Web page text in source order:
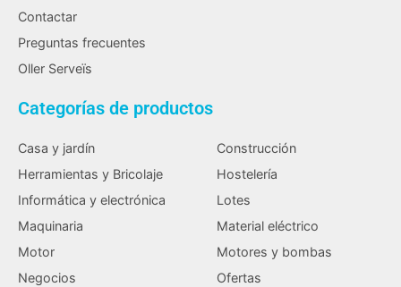
Contactar
Preguntas frecuentes
Oller Serveïs
Categorías de productos
Casa y jardín
Construcción
Herramientas y Bricolaje
Hostelería
Informática y electrónica
Lotes
Maquinaria
Material eléctrico
Motor
Motores y bombas
Negocios
Ofertas